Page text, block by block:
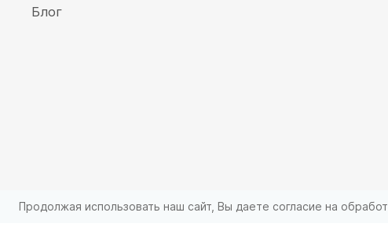
Блог
Продолжая использовать наш сайт, Вы даете согласие на